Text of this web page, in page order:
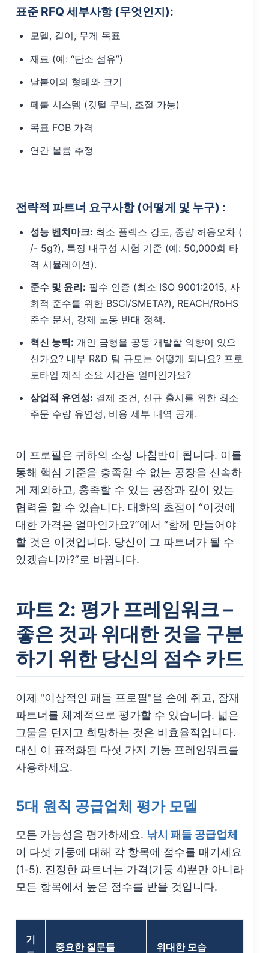
표준 RFQ 세부사항 (무엇인지):
모델, 길이, 무게 목표
재료 (예: “탄소 섬유”)
날붙이의 형태와 크기
페룰 시스템 (깃털 무늬, 조절 가능)
목표 FOB 가격
연간 볼륨 추정
전략적 파트너 요구사항 (어떻게 및 누구) :
성능 벤치마크: 최소 플렉스 강도, 중량 허용오차 (
/- 5g?), 특정 내구성 시험 기준 (예: 50,000회 타
격 시뮬레이션).
준수 및 윤리: 필수 인증 (최소 ISO 9001:2015, 사
회적 준수를 위한 BSCI/SMETA?), REACH/RoHS
준수 문서, 강제 노동 반대 정책.
혁신 능력: 개인 금형을 공동 개발할 의향이 있으
신가요? 내부 R&D 팀 규모는 어떻게 되나요? 프로
토타입 제작 소요 시간은 얼마인가요?
상업적 유연성: 결제 조건, 신규 출시를 위한 최소
주문 수량 유연성, 비용 세부 내역 공개.
이 프로필은 귀하의 소싱 나침반이 됩니다. 이를
통해 핵심 기준을 충족할 수 없는 공장을 신속하
게 제외하고, 충족할 수 있는 공장과 깊이 있는
협력을 할 수 있습니다. 대화의 초점이 “이것에
대한 가격은 얼마인가요?”에서 “함께 만들어야
할 것은 이것입니다. 당신이 그 파트너가 될 수
있겠습니까?”로 바뀝니다.
파트 2: 평가 프레임워크 –
좋은 것과 위대한 것을 구분
하기 위한 당신의 점수 카드
이제 "이상적인 패들 프로필"을 손에 쥐고, 잠재
파트너를 체계적으로 평가할 수 있습니다. 넓은
그물을 던지고 희망하는 것은 비효율적입니다.
대신 이 표적화된 다섯 가지 기둥 프레임워크를
사용하세요.
5대 원칙 공급업체 평가 모델
모든 가능성을 평가하세요. 낚시 패들 공급업체
이 다섯 기둥에 대해 각 항목에 점수를 매기세요
(1-5). 진정한 파트너는 가격(기둥 4)뿐만 아니라
모든 항목에서 높은 점수를 받을 것입니다.
기
중요한 질문들 위대한 모습